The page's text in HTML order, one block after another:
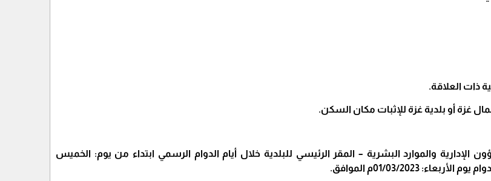
الإدارية والموارد البشرية – المقر الرئيسي للبلدية خلال أيام الدوام الرسمي ابتداء من يوم: الخميس